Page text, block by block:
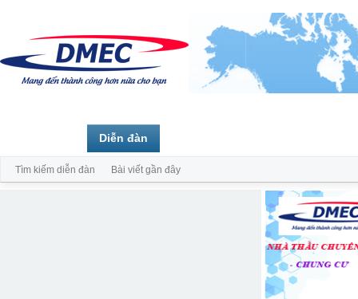
Diễn đàn
Tìm kiếm diễn đàn Bài viết gần đây